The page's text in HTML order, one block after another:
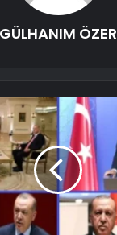
GÜLHANIM ÖZER